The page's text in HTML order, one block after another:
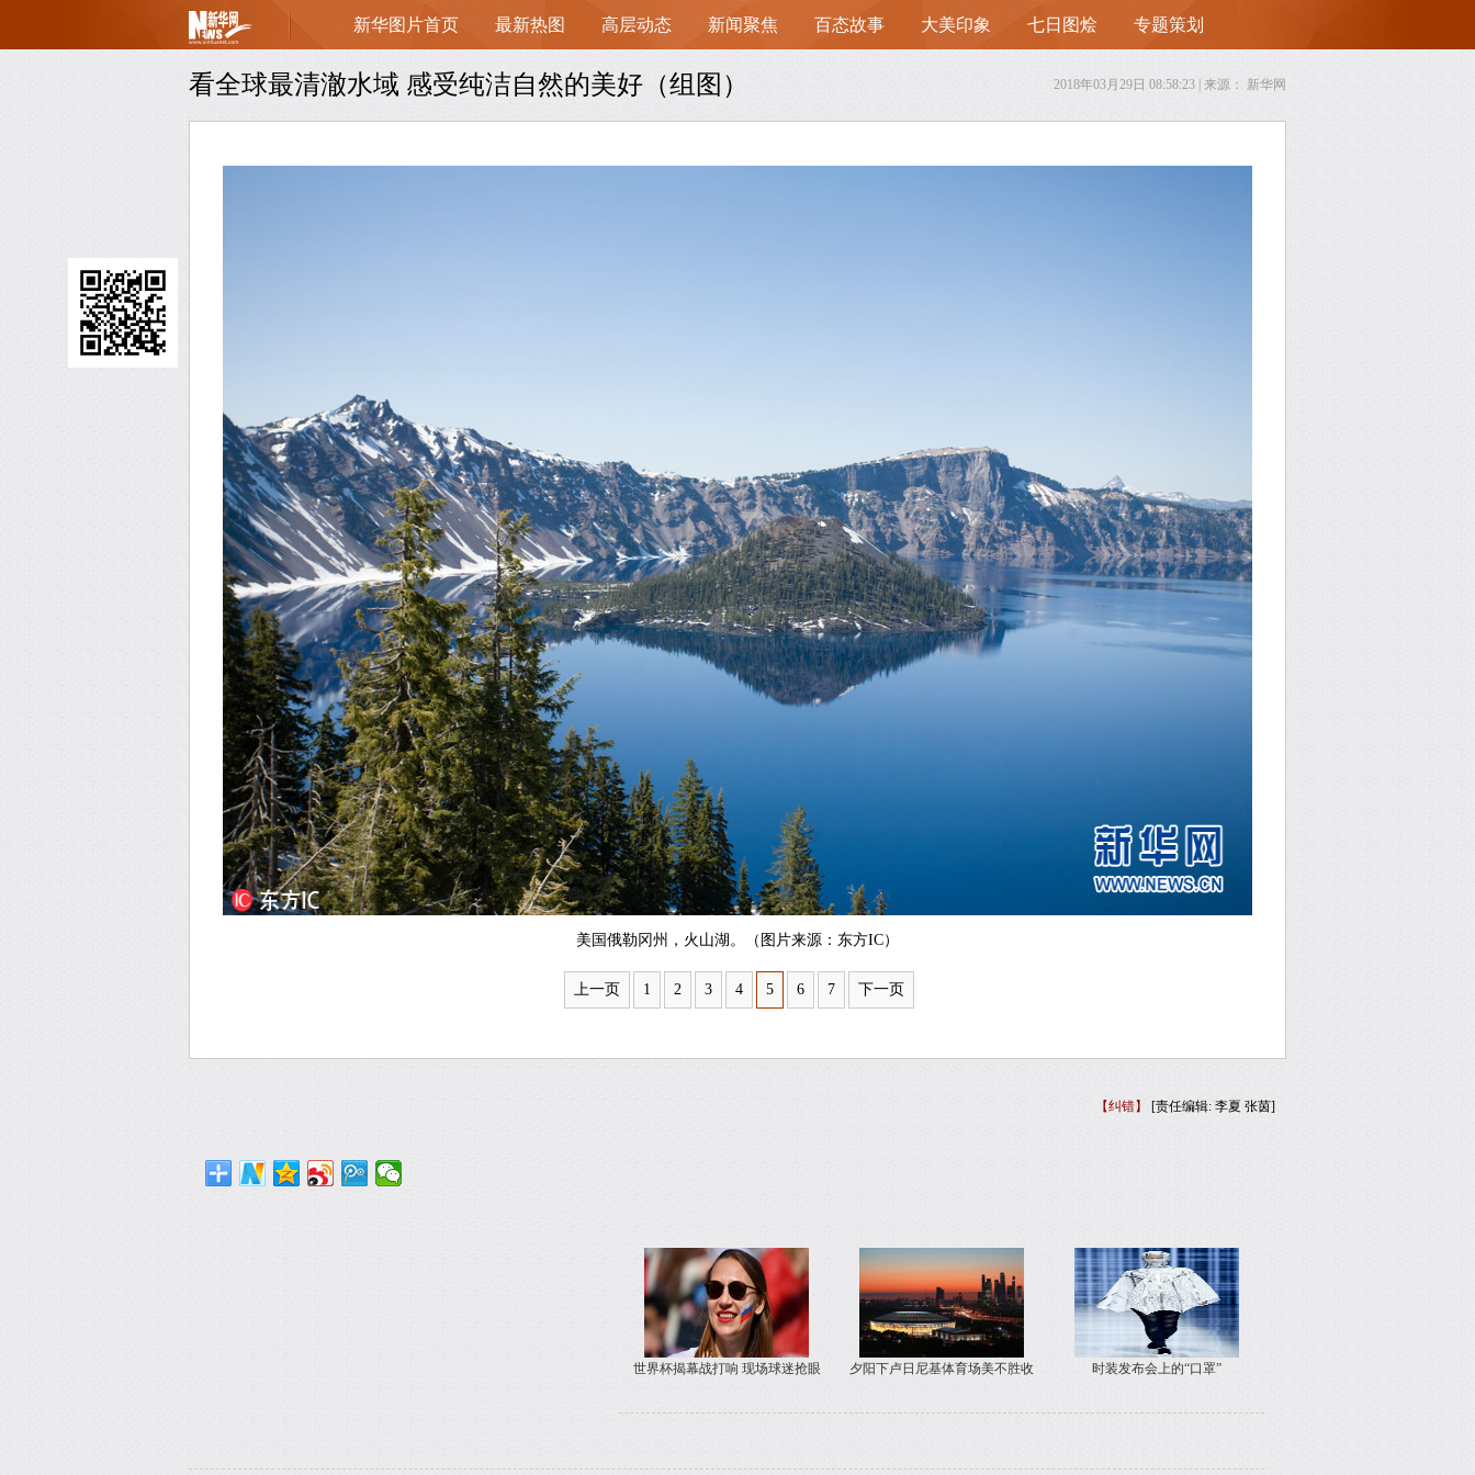
页
新华图片首页 最新热图 高层动态 新闻聚焦 百态故事 大美印象 七日图烩 专题策划
看全球最清澈水域 感受纯洁自然的美好（组图） 2018年03月29日 08:58:23 | 来源： 新华网
美国俄勒冈州，火山湖。（图片来源：东方IC）
上一页 1 2 3 4 5 6 7 下一页
【纠错】 [责任编辑: 李夏 张茵]